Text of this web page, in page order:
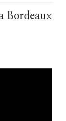
Bordeaux